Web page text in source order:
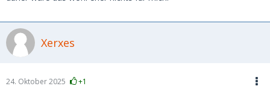
Xerxes
24. Oktober 2025 +1